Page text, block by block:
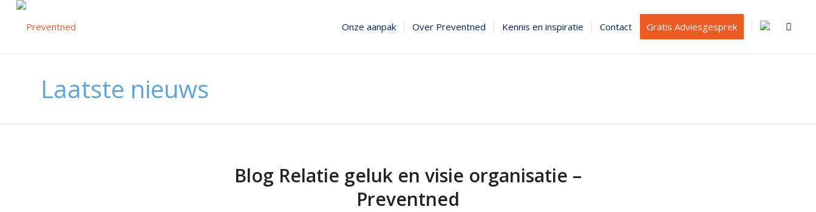
Onze aanpak Over Preventned Kennis en inspiratie Contact Gratis Adviesgesprek
Laatste nieuws
Blog Relatie geluk en visie organisatie –
Preventned